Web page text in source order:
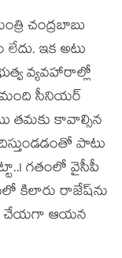
చంద్ర‌బాబు
ఇక అటు
వ్య‌వ‌హారాల్లో
మంది సీనియ‌ర్
త‌మ‌కు కావాల్సిన
పాటు
గ‌తంలో వైసీపీ
కిలారు రాజేష్‌ను
చేయ‌గా ఆయ‌న